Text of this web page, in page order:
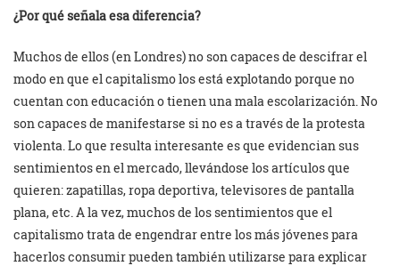
¿Por qué señala esa diferencia?
Muchos de ellos (en Londres) no son capaces de descifrar el
modo en que el capitalismo los está explotando porque no
cuentan con educación o tienen una mala escolarización. No
son capaces de manifestarse si no es a través de la protesta
violenta. Lo que resulta interesante es que evidencian sus
sentimientos en el mercado, llevándose los artículos que
quieren: zapatillas, ropa deportiva, televisores de pantalla
plana, etc. A la vez, muchos de los sentimientos que el
capitalismo trata de engendrar entre los más jóvenes para
hacerlos consumir pueden también utilizarse para explicar